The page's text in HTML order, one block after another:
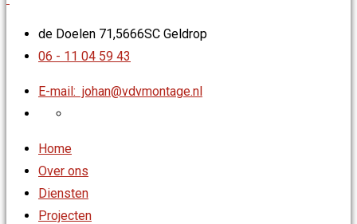
de Doelen 71,5666SC Geldrop
06 - 11 04 59 43
E-mail: johan@vdvmontage.nl
Home
Over ons
Diensten
Projecten